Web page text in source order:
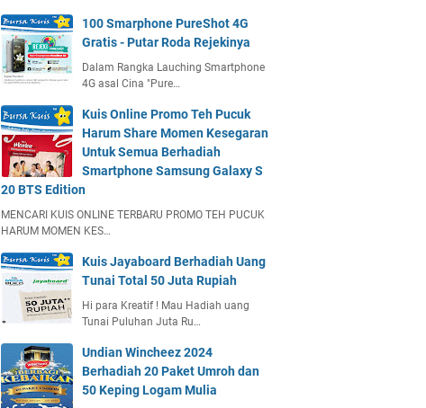
100 Smarphone PureShot 4G
Gratis - Putar Roda Rejekinya
Dalam Rangka Lauching Smartphone
4G asal Cina "Pure…
Kuis Online Promo Teh Pucuk
Harum Share Momen Kesegaran
Untuk Semua Berhadiah
Smartphone Samsung Galaxy S
20 BTS Edition
MENCARI KUIS ONLINE TERBARU PROMO TEH PUCUK
HARUM MOMEN KES…
Kuis Jayaboard Berhadiah Uang
Tunai Total 50 Juta Rupiah
Hi para Kreatif ! Mau Hadiah uang
Tunai Puluhan Juta Ru…
Undian Wincheez 2024
Berhadiah 20 Paket Umroh dan
50 Keping Logam Mulia